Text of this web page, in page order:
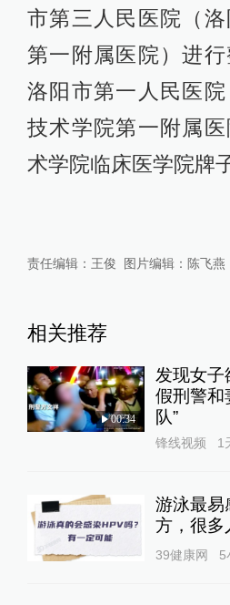
市第三人民医院（
第一附属医院）进
洛阳市第一人民医
技术学院第一附属
术学院临床医学院牌子
责任编辑： 王俊 图片编辑： 陈飞燕
相关推荐
00:34
发现女子
假刑警和
队”
锋线视频 1
游泳最易
方，很多
39健康网 5